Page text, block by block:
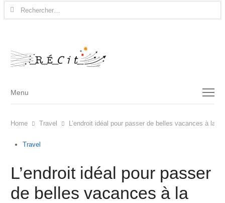
Rechercher :
Menu
Menu
Home Travel L’endroit idéal pour passer de belles vacances à la
Travel
L’endroit idéal pour passer
de belles vacances à la